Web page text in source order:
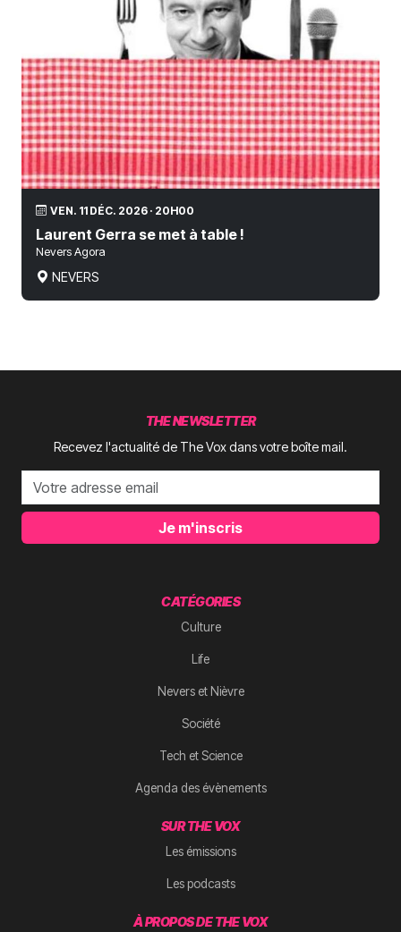
VEN. 11 DÉC. 2026 · 20H00
Laurent Gerra se met à table !
Nevers Agora
NEVERS
THE NEWSLETTER
Recevez l'actualité de The Vox dans votre boîte mail.
Je m'inscris
CATÉGORIES
Culture
Life
Nevers et Nièvre
Société
Tech et Science
Agenda des évènements
SUR THE VOX
Les émissions
Les podcasts
À PROPOS DE THE VOX